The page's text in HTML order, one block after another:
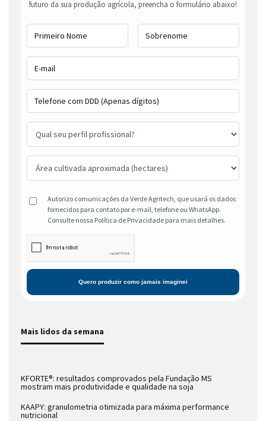
futuro da sua produção agrícola, preencha o formulário abaixo!
Autorizo comunicações da Verde Agritech, que usará os dados
fornecidos para contato por e-mail, telefone ou WhatsApp.
Consulte nossa Política de Privacidade para mais detalhes.
Mais lidos da semana
KFORTE®: resultados comprovados pela Fundação MS
mostram mais produtividade e qualidade na soja
KAAPY: granulometria otimizada para máxima performance
nutricional